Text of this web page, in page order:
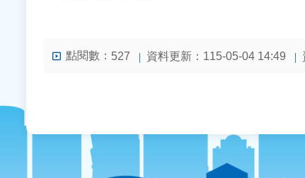
點閱數： 527 資料更新：115-05-04 14:49